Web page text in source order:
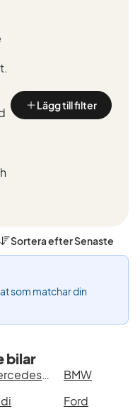
Lägg till filter
Sortera efterSenaste
som matchar din
bilar
Mercedes-Benz
BMW
Ford